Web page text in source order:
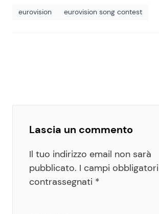
eurovision eurovision song contest
Lascia un commento
Il tuo indirizzo email non sarà
pubblicato. I campi
contrassegnati *